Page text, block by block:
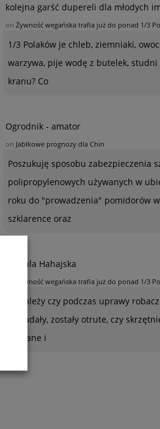
kolejna garść dupereli dla młodych
on Żywność wegańska trafia już do ponad 1/3
1/3 Polaków je chleb, ziemniaki,
warzywa, pije wodę z butelek, studni
kranu? Co
Ogrodnik - amator
on Jabłkowe prognozy dla Chin
Poszukuję sposobu zabezpieczenia
polipropylenowych używanych w
roku do "prowadzenia" pomidorów w
szklarence oraz
Urszula Hahajska
Żywność wegańska trafia już do ponad 1/3
To zależy czy podczas uprawy
ją zjadały, zostały otrute, czy
zebrane i